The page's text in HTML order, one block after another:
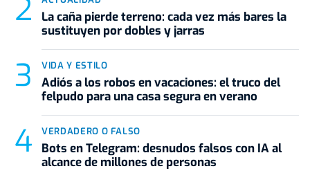
La caña pierde terreno: cada vez más bares la
sustituyen por dobles y jarras
VIDA Y ESTILO
Adiós a los robos en vacaciones: el truco del
felpudo para una casa segura en verano
VERDADERO O FALSO
Bots en Telegram: desnudos falsos con IA al
alcance de millones de personas